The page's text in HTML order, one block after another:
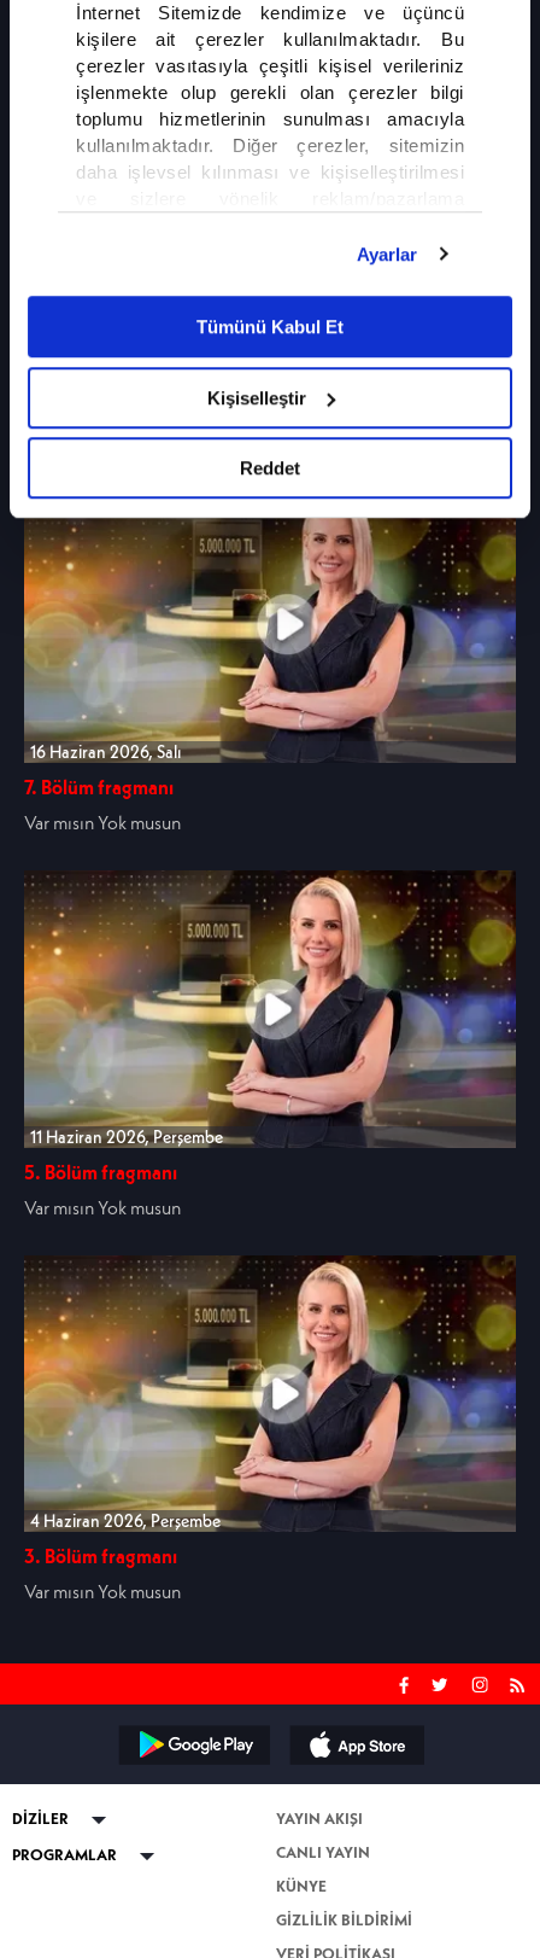
İnternet Sitemizde kendimize ve üçüncü
kişilere ait çerezler kullanılmaktadır. Bu
çerezler vasıtasıyla çeşitli kişisel verileriniz
işlenmekte olup gerekli olan çerezler bilgi
toplumu hizmetlerinin sunulması amacıyla
kullanılmaktadır. Diğer çerezler, sitemizin
daha işlevsel kılınması ve kişiselleştirilmesi
olarak açık rızanız dahilinde kullanılacaktır.
detaylı bilgi için Ayarlar butonuna tıklayabilir,
Çerez BilgilendirmeMetnimizi ziyaret
6698 sayılı Kişisel Verilerin Korunması
Kanunu uyarınca hazırlanmış olan İnternet
Sitesi Aydınlatma Metnimizi okumak ve
gerçekleştirilen veri işleme faaliyetleri ile ilgili
daha detaylı bilgi almak için lütfen
tıklayınız.
Ayarlar
Tümünü Kabul Et
Kişiselleştir
Reddet
13. Bölüm fragmanı
Var mısın Yok musun
18 Haziran 2026, Perşembe
Var mısın Yok musun
16 Haziran 2026, Salı
7. Bölüm fragmanı
Var mısın Yok musun
11 Haziran 2026, Perşembe
5. Bölüm fragmanı
Var mısın Yok musun
4 Haziran 2026, Perşembe
3. Bölüm fragmanı
Var mısın Yok musun
DİZİLER
ABİ
PROGRAMLAR
YAYIN AKIŞI
CANLI YAYIN
KÜNYE
GİZLİLİK BİLDİRİMİ